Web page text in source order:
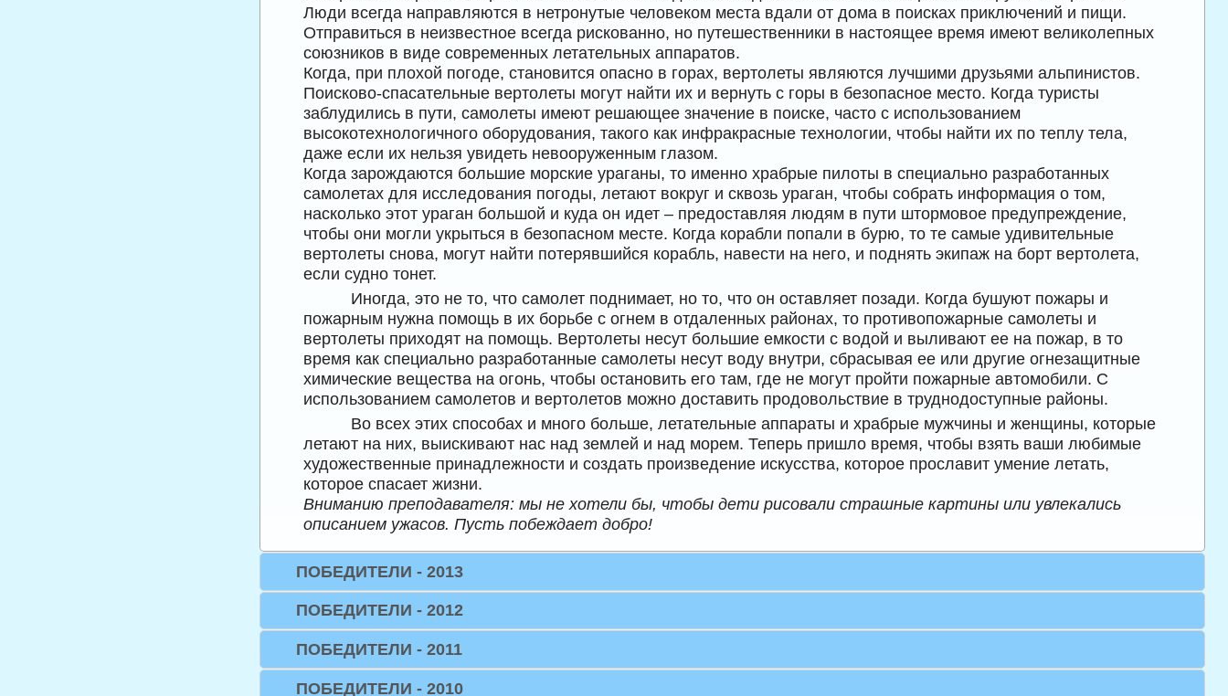
Люди всегда направляются в нетронутые человеком места вдали от дома в поисках приключений и пищи.
Отправиться в неизвестное всегда рискованно, но путешественники в настоящее время имеют великолепных
союзников в виде современных летательных аппаратов.
Когда, при плохой погоде, становится опасно в горах, вертолеты являются лучшими друзьями альпинистов.
Поисково-спасательные вертолеты могут найти их и вернуть с горы в безопасное место. Когда туристы
заблудились в пути, самолеты имеют решающее значение в поиске, часто с использованием
высокотехнологичного оборудования, такого как инфракрасные технологии, чтобы найти их по теплу тела,
даже если их нельзя увидеть невооруженным глазом.
Когда зарождаются большие морские ураганы, то именно храбрые пилоты в специально разработанных
самолетах для исследования погоды, летают вокруг и сквозь ураган, чтобы собрать информация о том,
насколько этот ураган большой и куда он идет – предоставляя людям в пути штормовое предупреждение,
чтобы они могли укрыться в безопасном месте. Когда корабли попали в бурю, то те самые удивительные
вертолеты снова, могут найти потерявшийся корабль, навести на него, и поднять экипаж на борт вертолета,
если судно тонет.
Иногда, это не то, что самолет поднимает, но то, что он оставляет позади. Когда бушуют пожары и
пожарным нужна помощь в их борьбе с огнем в отдаленных районах, то противопожарные самолеты и
вертолеты приходят на помощь. Вертолеты несут большие емкости с водой и выливают ее на пожар, в то
время как специально разработанные самолеты несут воду внутри, сбрасывая ее или другие огнезащитные
химические вещества на огонь, чтобы остановить его там, где не могут пройти пожарные автомобили. С
использованием самолетов и вертолетов можно доставить продовольствие в труднодоступные районы.
Во всех этих способах и много больше, летательные аппараты и храбрые мужчины и женщины, которые
летают на них, выискивают нас над землей и над морем. Теперь пришло время, чтобы взять ваши любимые
художественные принадлежности и создать произведение искусства, которое прославит умение летать,
которое спасает жизни.
Вниманию преподавателя: мы не хотели бы, чтобы дети рисовали страшные картины или увлекались
описанием ужасов. Пусть побеждает добро!
ПОБЕДИТЕЛИ - 2013
ПОБЕДИТЕЛИ - 2012
ПОБЕДИТЕЛИ - 2011
ПОБЕДИТЕЛИ - 2010